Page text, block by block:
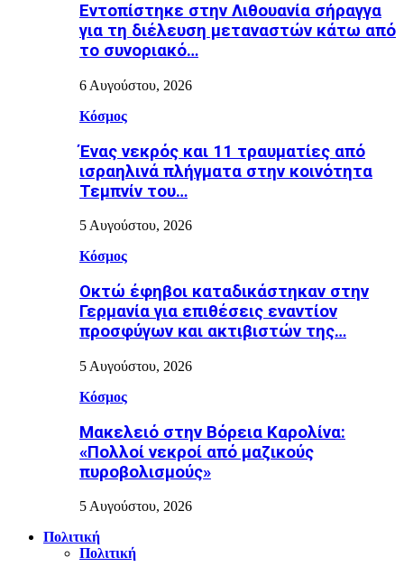
Εντοπίστηκε στην Λιθουανία σήραγγα
για τη διέλευση μεταναστών κάτω από
το συνοριακό…
6 Αυγούστου, 2026
Κόσμος
Ένας νεκρός και 11 τραυματίες από
ισραηλινά πλήγματα στην κοινότητα
Τεμπνίν του…
5 Αυγούστου, 2026
Κόσμος
Οκτώ έφηβοι καταδικάστηκαν στην
Γερμανία για επιθέσεις εναντίον
προσφύγων και ακτιβιστών της…
5 Αυγούστου, 2026
Κόσμος
Μακελειό στην Βόρεια Καρολίνα:
«Πολλοί νεκροί από μαζικούς
πυροβολισμούς»
5 Αυγούστου, 2026
Πολιτική
Πολιτική